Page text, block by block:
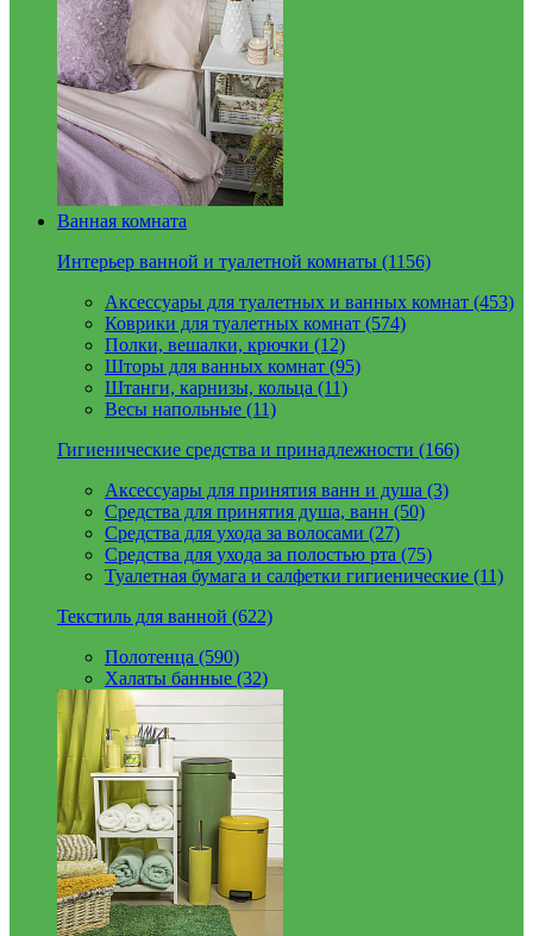
Ванная комната
Интерьер ванной и туалетной комнаты (1156)
Аксессуары для туалетных и ванных комнат (453)
Коврики для туалетных комнат (574)
Полки, вешалки, крючки (12)
Шторы для ванных комнат (95)
Штанги, карнизы, кольца (11)
Весы напольные (11)
Гигиенические средства и принадлежности (166)
Аксессуары для принятия ванн и душа (3)
Средства для принятия душа, ванн (50)
Средства для ухода за волосами (27)
Средства для ухода за полостью рта (75)
Туалетная бумага и салфетки гигиенические (11)
Текстиль для ванной (622)
Полотенца (590)
Халаты банные (32)